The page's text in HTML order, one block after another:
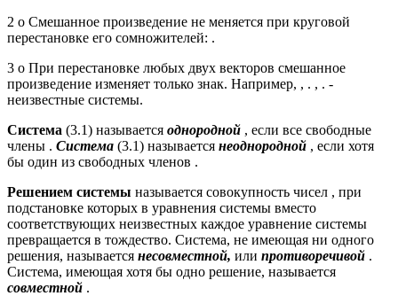
2 о Смешанное произведение не меняется при круговой
перестановке его сомножителей: .
3 о При перестановке любых двух векторов смешанное
произведение изменяет только знак. Например, , . , . -
неизвестные системы.
Система (3.1) называется однородной , если все свободные
члены . Система (3.1) называется неоднородной , если хотя
бы один из свободных членов .
Решением системы называется совокупность чисел , при
подстановке которых в уравнения системы вместо
соответствующих неизвестных каждое уравнение системы
превращается в тождество. Система, не имеющая ни одного
решения, называется несовместной, или противоречивой .
Система, имеющая хотя бы одно решение, называется
совместной .